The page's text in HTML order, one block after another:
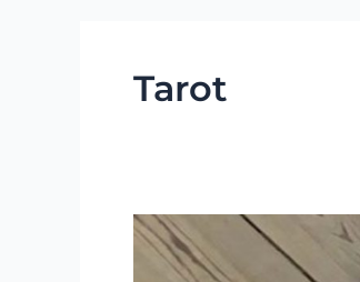
Tarot
Gyorstalpaló
helyett